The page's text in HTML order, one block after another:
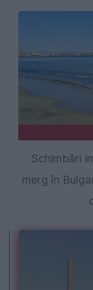
Schimbări
merg în